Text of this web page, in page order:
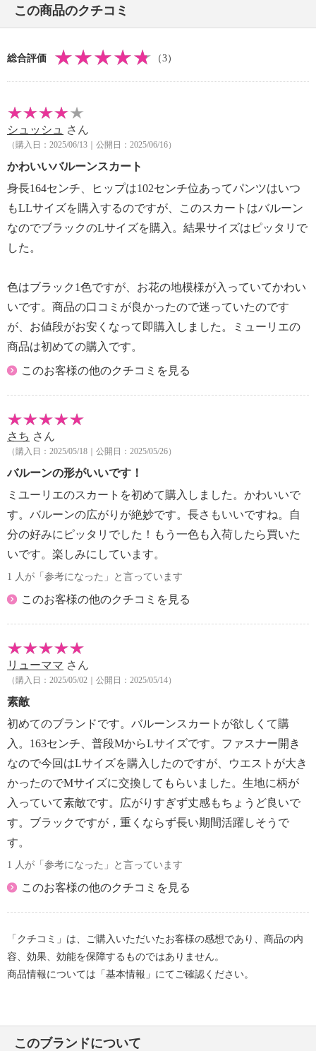
この商品のクチコミ
総合評価 （3）
シュッシュ さん
（購入日：2025/06/13｜公開日：2025/06/16）
かわいいバルーンスカート
身長164センチ、ヒップは102センチ位あってパンツはいつ
もLLサイズを購入するのですが、このスカートはバルーン
なのでブラックのLサイズを購入。結果サイズはピッタリで
した。
色はブラック1色ですが、お花の地模様が入っていてかわい
いです。商品の口コミが良かったので迷っていたのです
が、お値段がお安くなって即購入しました。ミューリエの
商品は初めての購入です。
このお客様の他のクチコミを見る
さち さん
（購入日：2025/05/18｜公開日：2025/05/26）
バルーンの形がいいです！
ミユーリエのスカートを初めて購入しました。かわいいで
す。バルーンの広がりが絶妙です。長さもいいですね。自
分の好みにピッタリでした！もう一色も入荷したら買いた
いです。楽しみにしています。
1 人が「参考になった」と言っています
このお客様の他のクチコミを見る
リューママ さん
（購入日：2025/05/02｜公開日：2025/05/14）
素敵
初めてのブランドです。バルーンスカートが欲しくて購
入。163センチ、普段MからLサイズです。ファスナー開き
なので今回はLサイズを購入したのですが、ウエストが大き
かったのでMサイズに交換してもらいました。生地に柄が
入っていて素敵です。広がりすぎず丈感もちょうど良いで
す。ブラックですが，重くならず長い期間活躍しそうで
す。
1 人が「参考になった」と言っています
このお客様の他のクチコミを見る
「クチコミ」は、ご購入いただいたお客様の感想であり、商品の内
容、効果、効能を保障するものではありません。
商品情報については「基本情報」にてご確認ください。
このブランドについて